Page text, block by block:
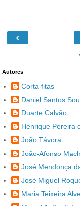
‹
Autores
Corta-fitas
Daniel Santos
Duarte Calvão
Henrique Pereira
João Távora
João-Afonso
José Mendonça
José Miguel
Maria Teixeira